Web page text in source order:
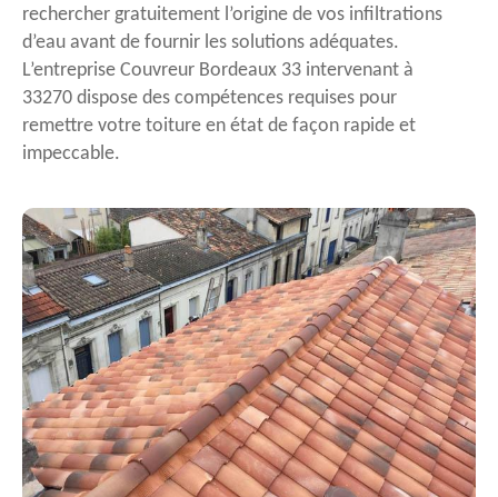
rechercher gratuitement l’origine de vos infiltrations
d’eau avant de fournir les solutions adéquates.
L’entreprise Couvreur Bordeaux 33 intervenant à
33270 dispose des compétences requises pour
remettre votre toiture en état de façon rapide et
impeccable.